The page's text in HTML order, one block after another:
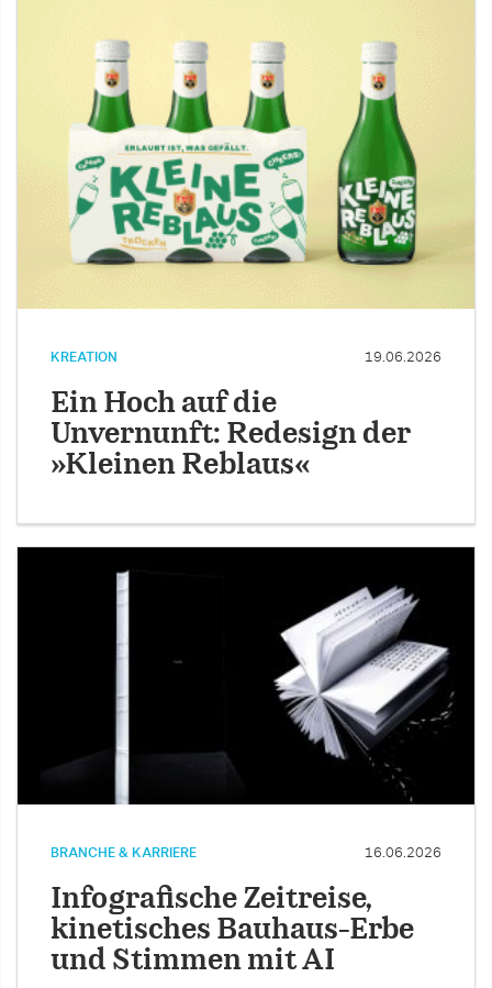
KREATION 19.06.2026
Ein Hoch auf die
Unvernunft: Redesign der
»Kleinen Reblaus«
BRANCHE & KARRIERE 16.06.2026
Infografische Zeitreise,
kinetisches Bauhaus-Erbe
und Stimmen mit AI